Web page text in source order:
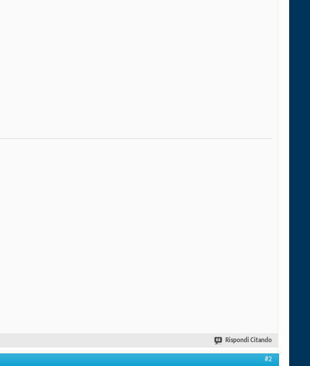
Rispondi Citando
#2